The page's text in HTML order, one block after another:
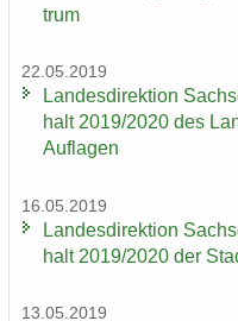
trum
22.05.2019
Lan­des­di­rek­ti­on
halt 2019/2020 des
Auf­la­gen
16.05.2019
Lan­des­di­rek­ti­on
halt 2019/2020 der
13.05.2019